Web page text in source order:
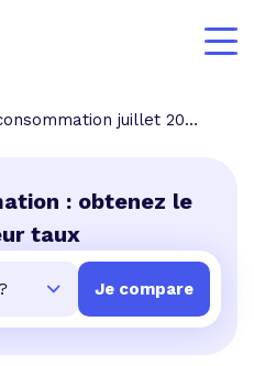
juillet 2020
: obtenez le
taux